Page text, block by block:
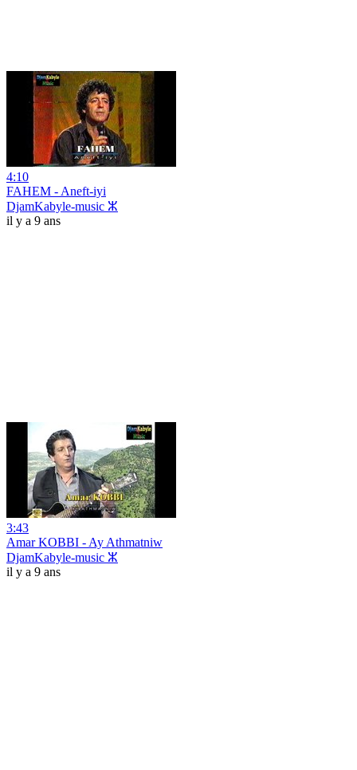
4:10
FAHEM - Aneft-iyi
DjamKabyle-music ⵣ
il y a 9 ans
3:43
Amar KOBBI - Ay Athmatniw
DjamKabyle-music ⵣ
il y a 9 ans